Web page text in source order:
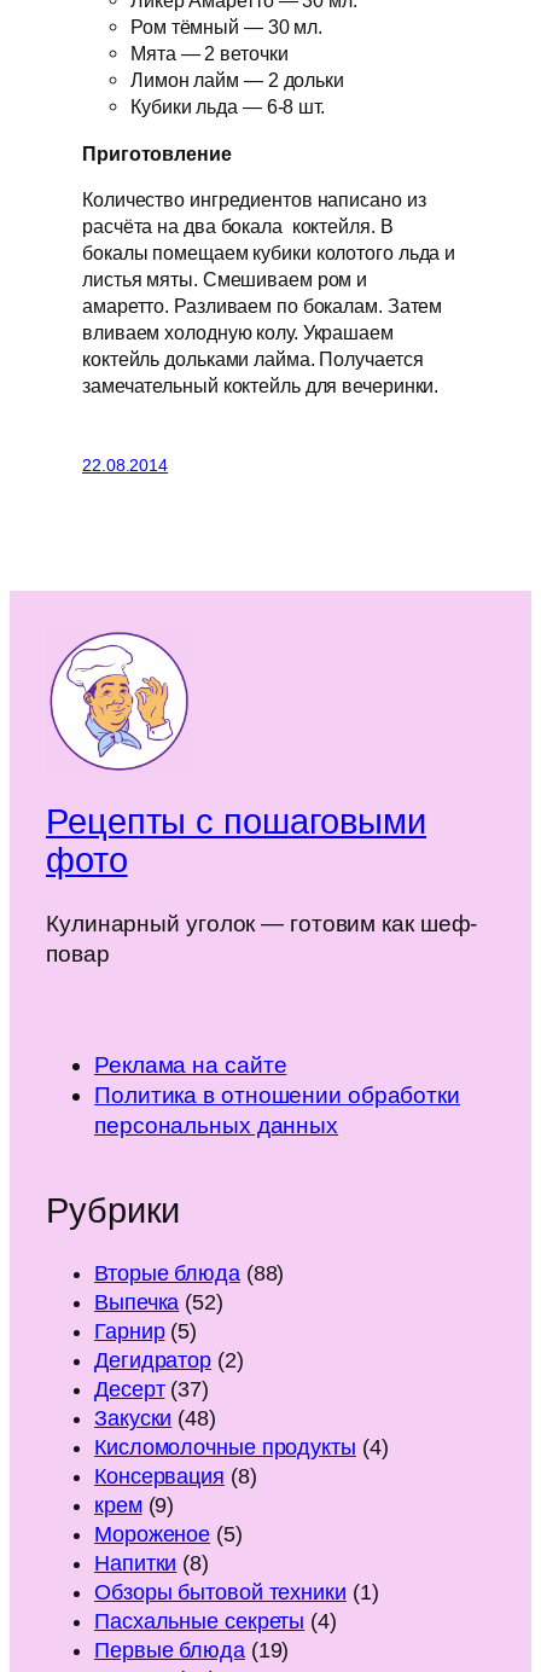
Ром тёмный — 30 мл.
Мята — 2 веточки
Лимон лайм — 2 дольки
Кубики льда — 6-8 шт.
Приготовление
Количество ингредиентов написано из
расчёта на два бокала коктейля. В
бокалы помещаем кубики колотого льда и
листья мяты. Смешиваем ром и
амаретто. Разливаем по бокалам. Затем
вливаем холодную колу. Украшаем
коктейль дольками лайма. Получается
замечательный коктейль для вечеринки.
22.08.2014
Рецепты с пошаговыми
фото
Кулинарный уголок — готовим как шеф-
повар
Реклама на сайте
Политика в отношении обработки
персональных данных
Рубрики
Вторые блюда(88)
Выпечка (52)
Гарнир(5)
Дегидратор (2)
Десерт(37)
Закуски (48)
Кисломолочные продукты (4)
Консервация (8)
крем(9)
Мороженое (5)
Напитки (8)
Обзоры бытовой техники (1)
Пасхальные секреты (4)
Первые блюда(19)